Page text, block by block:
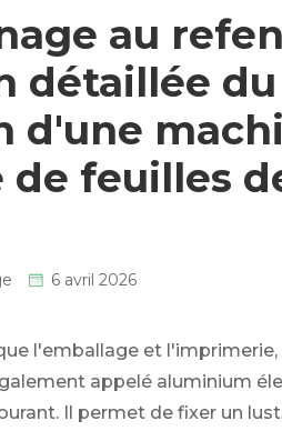
au
détaillée du
d'une
de feuilles
6 avril 2026
l'emballage et
appelé aluminium
Il permet de fixer un